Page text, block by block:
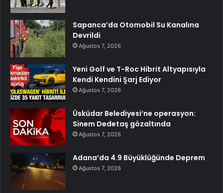
Sapanca’da Otomobil Su Kanalına
Devrildi
Ağustos 7, 2026
Yeni Golf ve T-Roc Hibrit Altyapısıyla
Kendi Kendini Şarj Ediyor
Ağustos 7, 2026
Üsküdar Belediyesi’ne operasyon:
Sinem Dedetaş gözaltında
Ağustos 7, 2026
Adana’da 4.9 Büyüklüğünde Deprem
Ağustos 7, 2026